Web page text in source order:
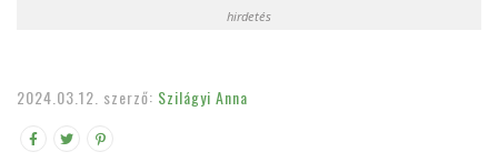
hirdetés
2024.03.12. szerző: Szilágyi Anna